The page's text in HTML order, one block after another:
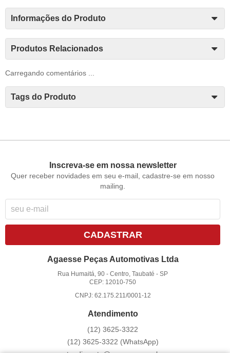
Informações do Produto
Produtos Relacionados
Carregando comentários ...
Tags do Produto
Inscreva-se em nossa newsletter
Quer receber novidades em seu e-mail, cadastre-se em nosso
mailing.
CADASTRAR
Agaesse Peças Automotivas Ltda
Rua Humaitá, 90 -Centro, Taubaté -SP
CEP: 12010-750
CNPJ: 62.175.211/0001-12
Atendimento
(12) 3625-3322
(12) 3625-3322 (WhatsApp)